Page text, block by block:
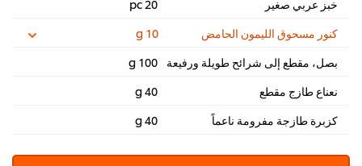
خبز عربي صغير
20 pc
كنور مسحوق الليمون الحامض
10 g
بصل، مقطع إلى شرائح طويلة ورفيعة 100 g
نعناع طازج مقطع
40 g
كزبرة طازجة مفرومة ناعماً
40 g